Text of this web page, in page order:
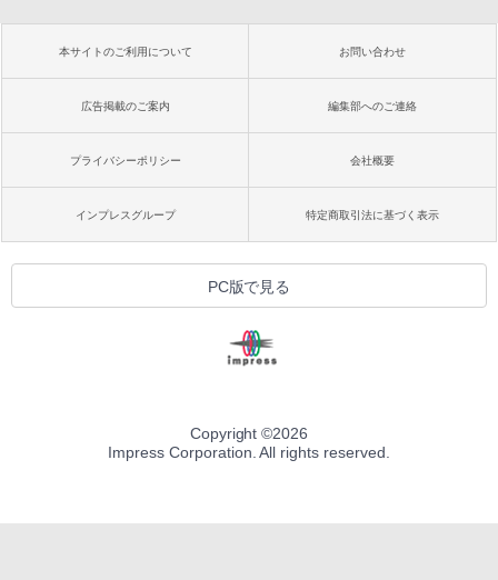
本サイトのご利用について お問い合わせ
広告掲載のご案内 編集部へのご連絡
プライバシーポリシー 会社概要
インプレスグループ 特定商取引法に基づく表示
PC版で見る
Copyright ©2026
Impress Corporation. All rights reserved.